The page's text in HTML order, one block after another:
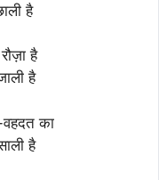
है
है
है
वहदत का
है